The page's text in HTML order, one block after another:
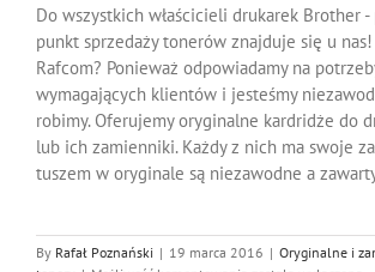
Do wszystkich właścicieli drukarek Brother -
punkt sprzedaży tonerów znajduje się u
Rafcom? Ponieważ odpowiadamy na
wymagających klientów i jesteśmy
robimy. Oferujemy oryginalne kardridże do
lub ich zamienniki. Każdy z nich ma swoje
tuszem w oryginale są niezawodne a
By Rafał Poznański | 19 marca 2016 | Oryginalne i